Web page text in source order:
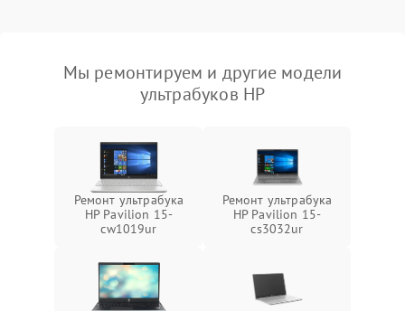
Мы ремонтируем и другие модели
ультрабуков HP
Ремонт ультрабука
HP Pavilion 15-
cw1019ur
Ремонт ультрабука
HP Pavilion 15-
cs3032ur